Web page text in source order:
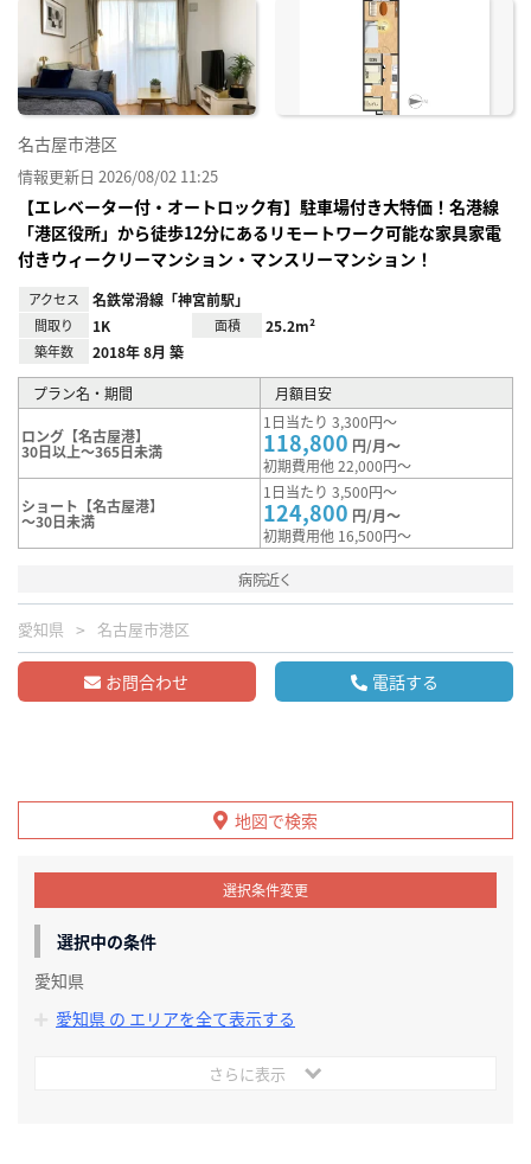
名古屋市港区
情報更新日 2026/08/02 11:25
【エレベーター付・オートロック有】駐車場付き大特価！名港線
「港区役所」から徒歩12分にあるリモートワーク可能な家具家電
付きウィークリーマンション・マンスリーマンション！
アクセス 名鉄常滑線「神宮前駅」
間取り 1K 面積 25.2m²
築年数 2018年 8月 築
プラン名・期間 月額目安
ロング【名古屋港】
30日以上～365日未満
1日当たり 3,300円～
118,800 円/月～
初期費用他 22,000円～
ショート【名古屋港】
～30日未満
1日当たり 3,500円～
124,800 円/月～
初期費用他 16,500円～
病院近く
愛知県 名古屋市港区
お問合わせ 電話する
地図で検索
選択条件変更
選択中の条件
愛知県
愛知県 の エリアを全て表示する
さらに表示